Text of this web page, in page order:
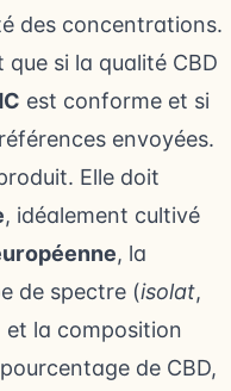
des concentrations.
que si la qualité CBD
est conforme et si
envoyées.
Elle doit
, idéalement cultivé
, la
de spectre (isolat,
et la composition
de CBD,